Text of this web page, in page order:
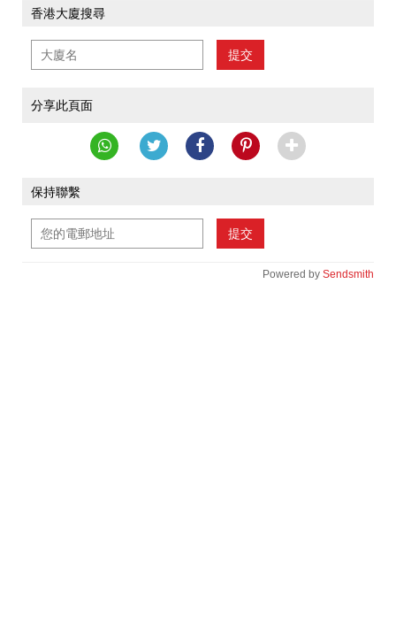
香港大廈搜尋
提交
分享此頁面
保持聯繫
提交
Powered by Sendsmith